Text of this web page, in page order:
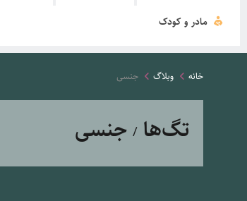
مادر و کودک
خانه وبلاگ جنسی
تگ‌ها / جنسی